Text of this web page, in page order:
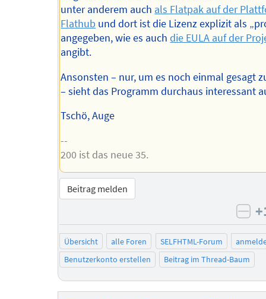
unter anderem auch als Flatpak auf der
Flathub und dort ist die Lizenz explizit als
angegeben, wie es auchdie EULA auf der
angibt.
Ansonsten – nur, um es noch einmal gesagt
– sieht das Programm durchaus interessant
Tschö, Auge
--
200 ist das neue 35.
Beitrag melden
Übersicht alle Foren SELFHTML-Forum
Benutzerkonto erstellen
Beitrag im Thread-Baum